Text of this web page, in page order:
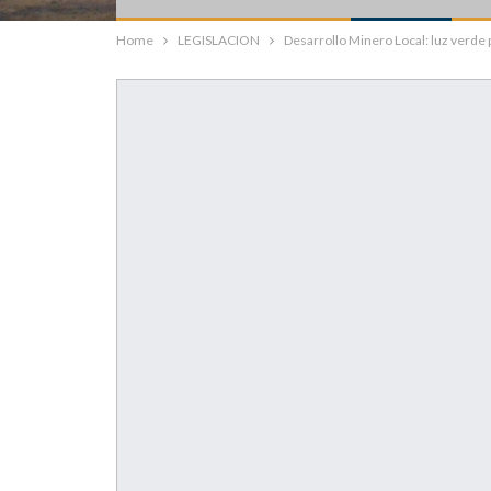
Home LEGISLACION Desarrollo Minero Local: luz verde